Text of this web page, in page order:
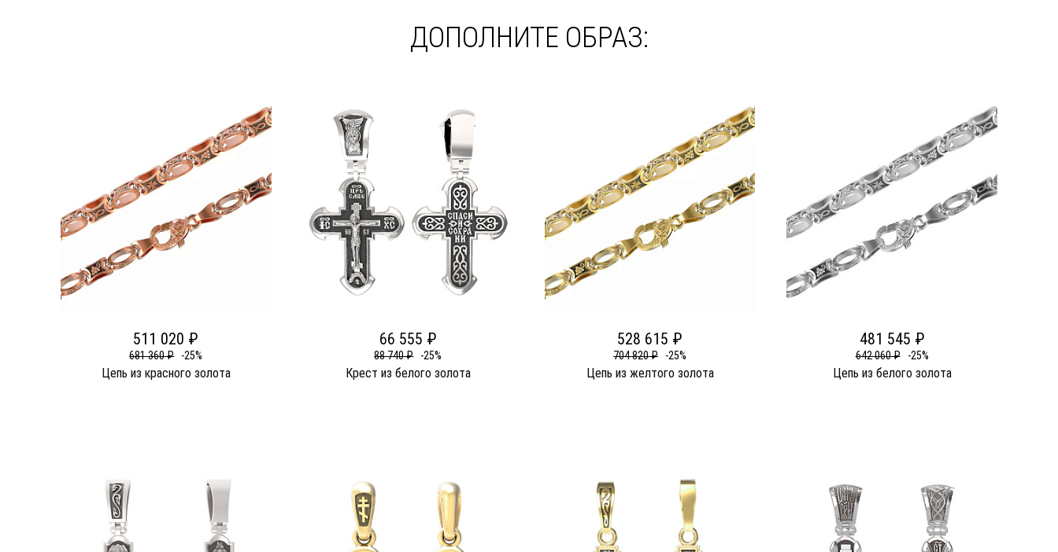
ДОПОЛНИТЕ ОБРАЗ:
511 020 ₽
681 360 ₽ -25%
Цепь из красного золота
66 555 ₽
88 740 ₽ -25%
Крест из белого золота
528 615 ₽
704 820 ₽ -25%
Цепь из желтого золота
481 545 ₽
642 060 ₽ -25%
Цепь из белого золота